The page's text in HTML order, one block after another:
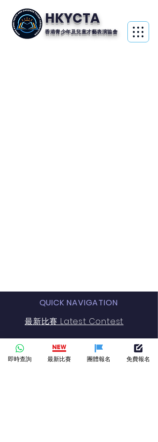
HKYCTA
香港青少年及兒童才藝表演協會
QUICK NAVIGATION
最新比賽 Latest Contest
Contact
VIRTUAL GALLERY
即時查詢 最新比賽 團體報名 免費報名